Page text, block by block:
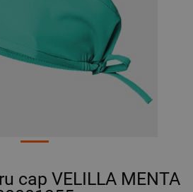
cap VELILLA MENTA